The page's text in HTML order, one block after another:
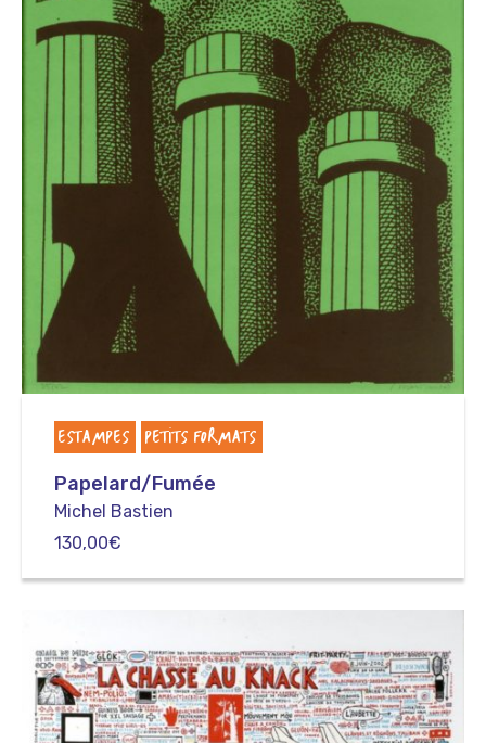
ESTAMPES PETITS FORMATS
Papelard/Fumée
Michel Bastien
130,00€